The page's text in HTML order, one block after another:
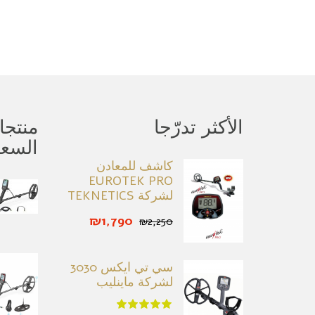
الأكثر تدرّجا
كاشف للمعادن
EUROTEK PRO
لشركة TEKNETICS
₪2,250
₪1,790
سي تي ايكس 3030
لشركة ماينليب